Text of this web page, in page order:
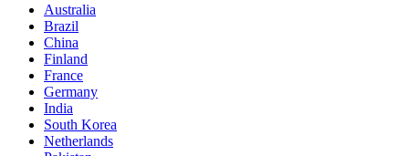
Australia
Brazil
China
Finland
France
Germany
India
South Korea
Netherlands